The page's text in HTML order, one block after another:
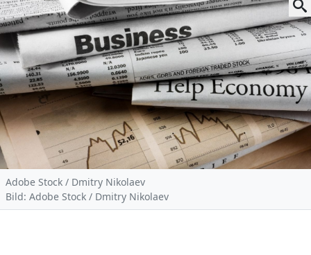
Adobe Stock / Dmitry Nikolaev
Bild: Adobe Stock / Dmitry Nikolaev